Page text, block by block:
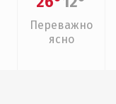
Переважно
ясно